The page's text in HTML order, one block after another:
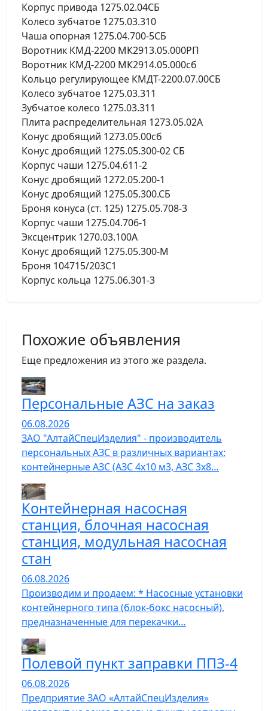
Корпус привода 1275.02.04СБ
Колесо зубчатое 1275.03.310
Чаша опорная 1275.04.700-5СБ
Воротник КМД-2200 МК2913.05.000РП
Воротник КМД-2200 МК2914.05.000сб
Кольцо регулирующее КМДТ-2200.07.00СБ
Колесо зубчатое 1275.03.311
Зубчатое колесо 1275.03.311
Плита распределительная 1273.05.02А
Конус дробящий 1273.05.00сб
Конус дробящий 1275.05.300-02 СБ
Корпус чаши 1275.04.611-2
Конус дробящий 1272.05.200-1
Конус дробящий 1275.05.300.СБ
Броня конуса (ст. 125) 1275.05.708-3
Корпус чаши 1275.04.706-1
Эксцентрик 1270.03.100А
Конус дробящий 1275.05.300-М
Броня 104715/203С1
Корпус кольца 1275.06.301-3
Похожие объявления
Еще предложения из этого же раздела.
Персональные АЗС на заказ
06.08.2026
ЗАО "АлтайСпецИзделия" - производитель
персональных АЗС в различных вариантах:
контейнерные АЗС (АЗС 4х10 м3, АЗС 3х8…
Контейнерная насосная
станция, блочная насосная
станция, модульная насосная
стан
06.08.2026
Производим и продаем: * Насосные установки
контейнерного типа (блок-бокс насосный),
предназначенные для перекачки…
Полевой пункт заправки ППЗ-4
06.08.2026
Предприятие ЗАО «АлтайСпецИзделия»